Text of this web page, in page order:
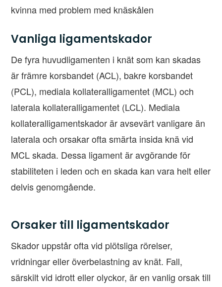
kvinna med problem med knäskålen
Vanliga ligamentskador
De fyra huvudligamenten i knät som kan skadas
är främre korsbandet (ACL), bakre korsbandet
(PCL), mediala kollateralligamentet (MCL) och
laterala kollateralligamentet (LCL). Mediala
kollateralligamentskador är avsevärt vanligare än
laterala och orsakar ofta smärta insida knä vid
MCL skada. Dessa ligament är avgörande för
stabiliteten i leden och en skada kan vara helt eller
delvis genomgående.
Orsaker till ligamentskador
Skador uppstår ofta vid plötsliga rörelser,
vridningar eller överbelastning av knät. Fall,
särskilt vid idrott eller olyckor, är en vanlig orsak till